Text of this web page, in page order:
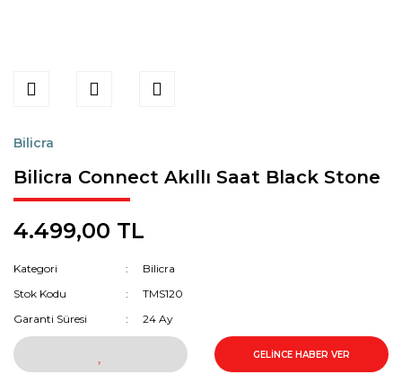
Bilicra
Bilicra Connect Akıllı Saat Black Stone
4.499,00 TL
Kategori
Bilicra
Stok Kodu
TMS120
Garanti Süresi
24 Ay
GELİNCE HABER VER